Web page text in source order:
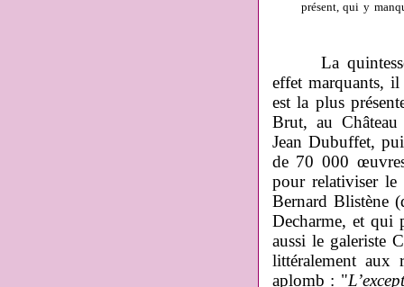
présent, qui y
La
effet marquants,
est la plus
Brut, au
Jean Dubuffet,
de 70 000
pour relativiser le
Bernard Blistène
Decharme, et
aussi le galeriste
littéralement aux
aplomb : "